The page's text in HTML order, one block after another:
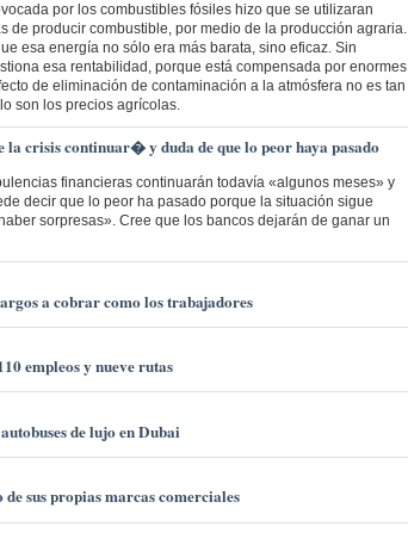
por los combustibles fósiles hizo que se utilizaran
de producir combustible, por medio de la producción agraria.
esa energía no sólo era más barata, sino eficaz. Sin
esa rentabilidad, porque está compensada por enormes
de eliminación de contaminación a la atmósfera no es tan
son los precios agrícolas.
la crisis continuar� y duda de que lo peor haya pasado
financieras continuarán todavía «algunos meses» y
decir que lo peor ha pasado porque la situación sigue
sorpresas». Cree que los bancos dejarán de ganar un
a cobrar como los trabajadores
empleos y nueve rutas
de lujo en Dubai
sus propias marcas comerciales